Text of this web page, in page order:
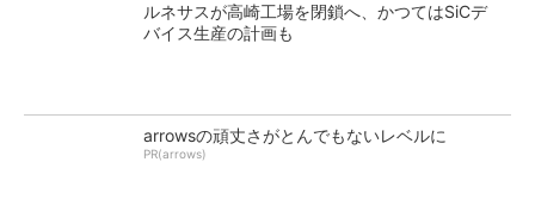
ルネサスが高崎工場を閉鎖へ、かつてはSiCデ
バイス生産の計画も
arrowsの頑丈さがとんでもないレベルに
PR(arrows)